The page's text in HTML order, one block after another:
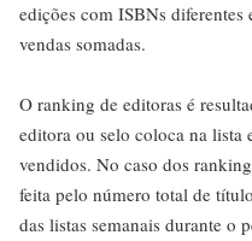
edições com ISBNs diferentes
vendas somadas.
O ranking de editoras é
editora ou selo coloca na lista
vendidos. No caso dos
feita pelo número total de
das listas semanais durante o